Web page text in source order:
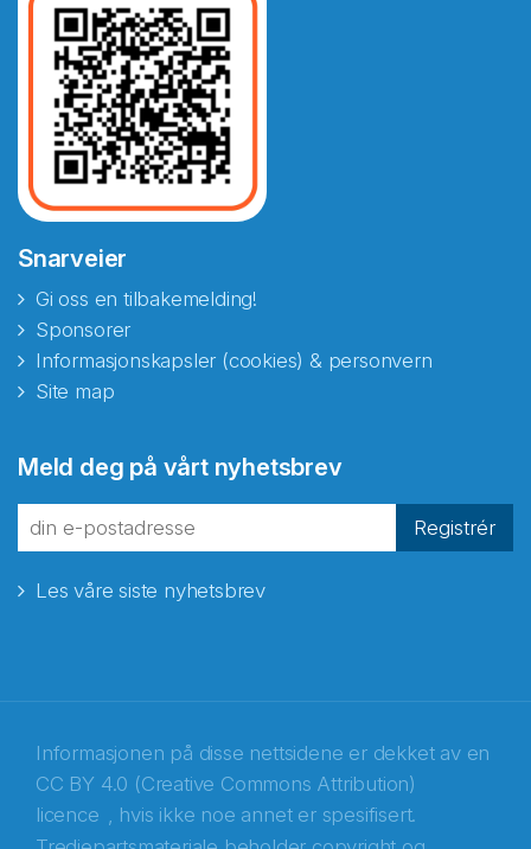
Snarveier
Gi oss en tilbakemelding!
Sponsorer
Informasjonskapsler (cookies) & personvern
Site map
Meld deg på vårt nyhetsbrev
Registrér
Les våre siste nyhetsbrev
Informasjonen på disse nettsidene er dekket av en
CC BY 4.0 (Creative Commons Attribution)
licence , hvis ikke noe annet er spesifisert.
fra Norecopa